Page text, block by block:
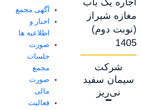
اجاره یک باب
مغازه شيراز
(نوبت دوم)
1405
شرکت
سیمان سفید
نی‌ریز
آگهی مجمع
اخبار و
اطلاعیه ها
صورت
جلسات
مجمع
صورت
مالی
فعالیت